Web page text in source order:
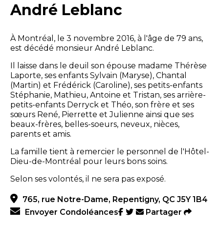
André Leblanc
À Montréal, le 3 novembre 2016, à l'âge de 79 ans,
est décédé monsieur André Leblanc.
Il laisse dans le deuil son épouse madame Thérèse
Laporte, ses enfants Sylvain (Maryse), Chantal
(Martin) et Frédérick (Caroline), ses petits-enfants
Stéphanie, Mathieu, Antoine et Tristan, ses arrière-
petits-enfants Derryck et Théo, son frère et ses
sœurs René, Pierrette et Julienne ainsi que ses
beaux-frères, belles-soeurs, neveux, nièces,
parents et amis.
La famille tient à remercier le personnel de l'Hôtel-
Dieu-de-Montréal pour leurs bons soins.
Selon ses volontés, il ne sera pas exposé.
765, rue Notre-Dame, Repentigny, QC J5Y 1B4
Envoyer Condoléances
Partager